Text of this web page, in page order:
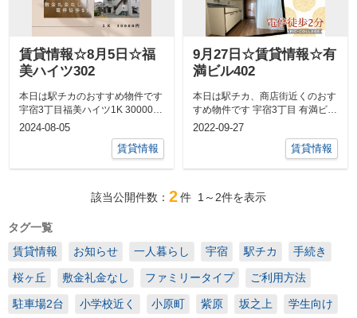
賃貸情報☆8月5日☆福
美ハイツ302
本日は駅チカのおすすめ物件です
宇宿3丁目福美ハイツ1K 30000円
敷金礼金なし☆電停すぐ近く⭐️
2024-08-05
賃貸情報
9月27日☆賃貸情報☆有
満ビル402
本日は駅チカ、商店街近くのおす
すめ物件です 宇宿3丁目 有満ビ
ル 402号室 1K 33...
2022-09-27
賃貸情報
該当公開件数： 2件 1～2件を表示
タグ一覧
賃貸情報
お知らせ 一人暮らし 宇宿 駅チカ 手続き
桜ヶ丘 敷金礼金なし ファミリータイプ ご利用方法
駐車場2台 小学校近く 小原町 紫原 坂之上 学生向け